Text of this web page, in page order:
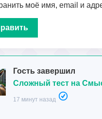
моё имя, email и
Гость завершил
Сложный тест на
17 минут назад